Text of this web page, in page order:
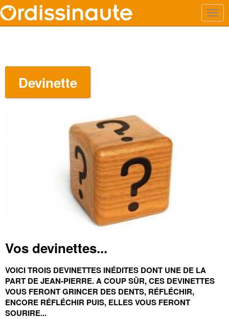
Devinette
Vos devinettes...
VOICI TROIS DEVINETTES INÉDITES DONT UNE DE LA
PART DE JEAN-PIERRE.A COUP SÛR, CES DEVINETTES
VOUS FERONT GRINCER DES DENTS, RÉFLÉCHIR,
ENCORE RÉFLÉCHIR PUIS, ELLES VOUS FERONT
SOURIRE...